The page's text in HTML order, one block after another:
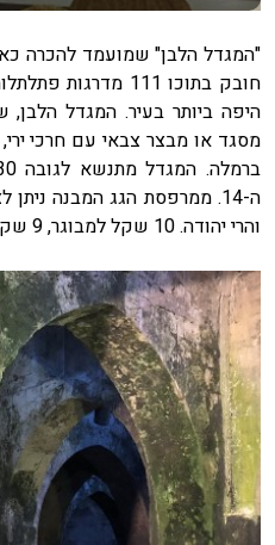
"המגדל הלבן" שמועמד להכרה
חובק בתוכו 111
היפה ביותר בעיר. המגדל
מסגד או מבצר צבאי עם חרכי
ה-14. ממרפסת הגג המבנה
והרי יהודה. 10 שקל למבוגר, 9 שקל לילד